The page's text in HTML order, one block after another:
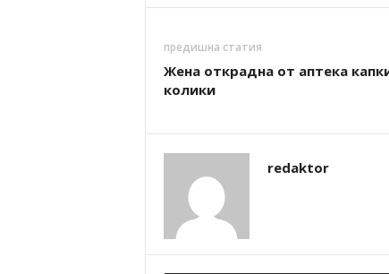
предишна статия
Жена открадна от аптека
колики
redaktor